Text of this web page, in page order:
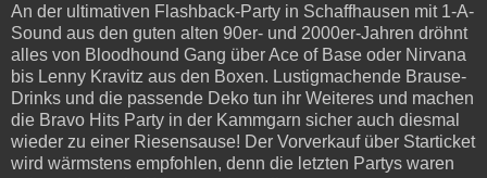
An der ultimativen Flashback-Party in Schaffhausen mit 1-A-
Sound aus den guten alten 90er- und 2000er-Jahren dröhnt
alles von Bloodhound Gang über Ace of Base oder Nirvana
bis Lenny Kravitz aus den Boxen. Lustigmachende Brause-
Drinks und die passende Deko tun ihr Weiteres und machen
die Bravo Hits Party in der Kammgarn sicher auch diesmal
wieder zu einer Riesensause! Der Vorverkauf über Starticket
wird wärmstens empfohlen, denn die letzten Partys waren